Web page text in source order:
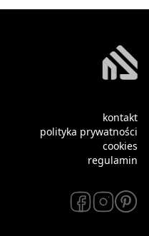
kontakt
polityka prywatności
cookies
regulamin